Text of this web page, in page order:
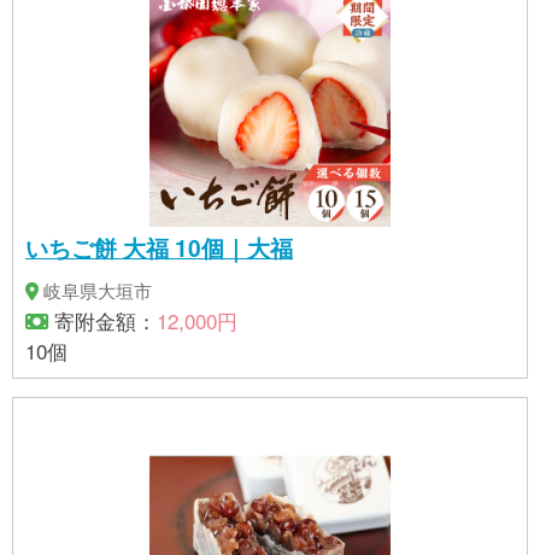
づき掲載しており、一切の内容を保証するものでは
ございません。 ※ご不明の点がございましたら事業者
まで直接お問い合わせ下さい。
いちご餅 大福 10個｜大福
岐阜県大垣市
寄附金額： 12,000円
10個